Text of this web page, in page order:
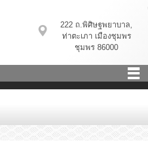
222 ถ.พิศิษฐพยาบาล,
ท่าตะเภา เมืองชุมพร
ชุมพร 86000